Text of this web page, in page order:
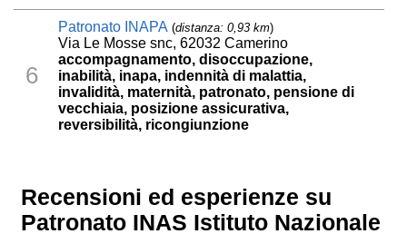
6
Patronato INAPA (distanza: 0,93 km)
Via Le Mosse snc, 62032 Camerino
accompagnamento, disoccupazione,
inabilità, inapa, indennità di malattia,
invalidità, maternità, patronato, pensione di
vecchiaia, posizione assicurativa,
reversibilità, ricongiunzione
Recensioni ed esperienze su
Patronato INAS Istituto Nazionale